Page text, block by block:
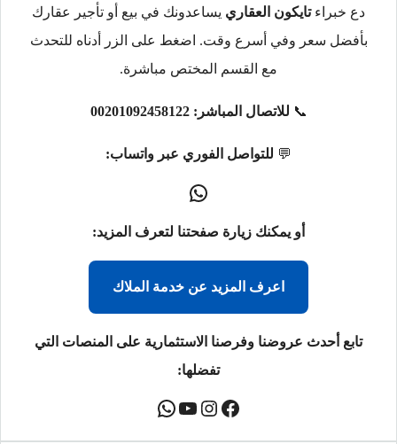
دع خبراءتايكون العقاري يساعدونك في بيع أو تأجير عقارك
بأفضل سعر وفي أسرع وقت. اضغط على الزر أدناه للتحدث
مع القسم المختص مباشرة.
📞 للاتصال المباشر: 00201092458122
💬 للتواصل الفوري عبر واتساب:
أو يمكنك زيارة صفحتنا لتعرف المزيد:
اعرف المزيد عن خدمة الملاك
تابع أحدث عروضنا وفرصنا الاستثمارية على المنصات التي
تفضلها: